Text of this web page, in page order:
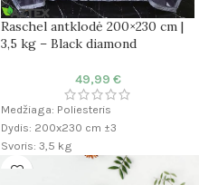
Raschel antklodė 200×230 cm |
3,5 kg – Black diamond
49,99 €
Medžiaga: Poliesteris
Dydis: 200x230 cm ±3
Svoris: 3,5 kg